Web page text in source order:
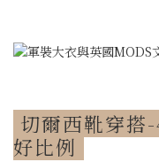
切爾西靴穿搭-
好比例